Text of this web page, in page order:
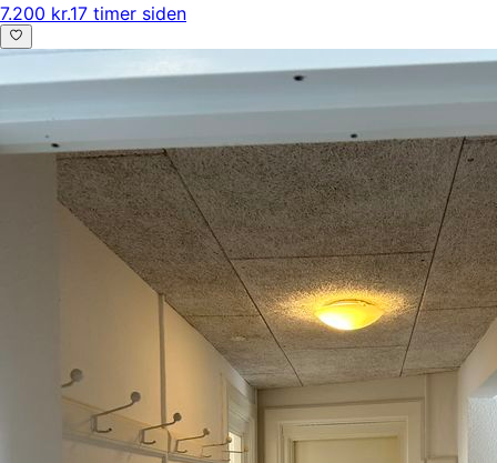
7.200 kr.17 timer siden